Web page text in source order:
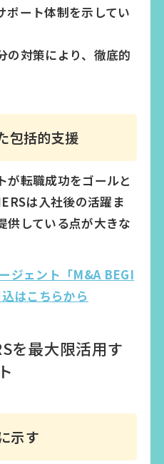
ポート体制を示してい
対策により、徹底的
包括的支援
が転職成功をゴールと
は入社後の活躍ま
供している点が大きな
ジェント「M&A BEGI
はこちらから
を最大限活用す
示す